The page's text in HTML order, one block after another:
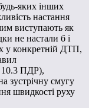
яких інших
настання
виступають як
не настали б і
у конкретній ДТП,
10.3 ПДР),
зустрічну смугу
швидкості руху